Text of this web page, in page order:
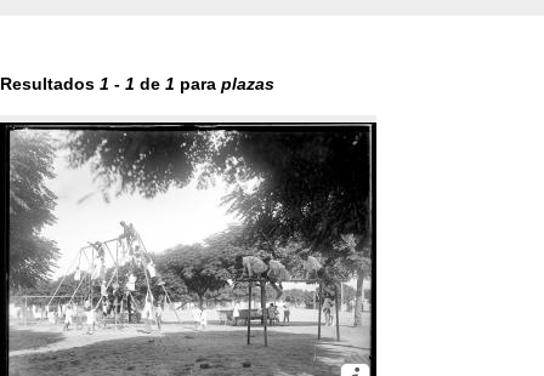
Resultados 1 - 1 de 1 para plazas